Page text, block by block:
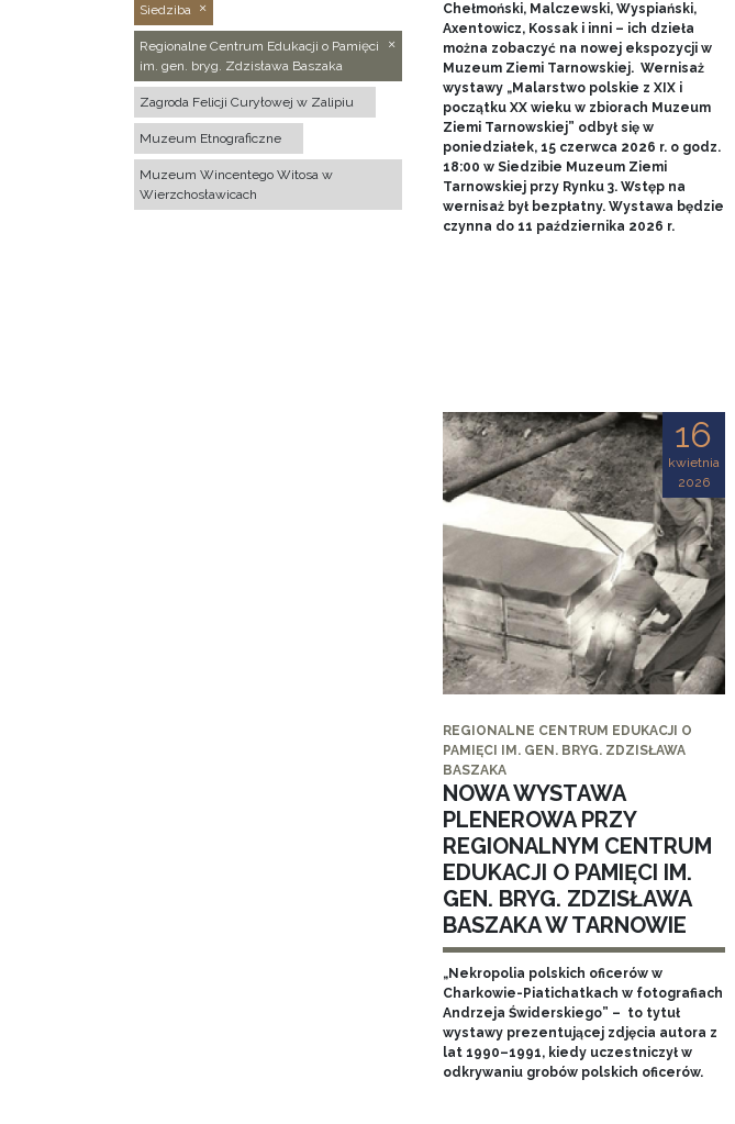
Siedziba
Regionalne Centrum Edukacji o Pamięci
im. gen. bryg. Zdzisława Baszaka
Zagroda Felicji Curyłowej w Zalipiu
Muzeum Etnograficzne
Muzeum Wincentego Witosa w
Wierzchosławicach
Chełmoński, Malczewski, Wyspiański,
Axentowicz, Kossak i inni – ich dzieła
można zobaczyć na nowej ekspozycji w
Muzeum Ziemi Tarnowskiej. Wernisaż
wystawy „Malarstwo polskie z XIX i
początku XX wieku w zbiorach Muzeum
Ziemi Tarnowskiej” odbył się w
poniedziałek, 15 czerwca 2026 r. o godz.
18:00 w Siedzibie Muzeum Ziemi
Tarnowskiej przy Rynku 3. Wstęp na
wernisaż był bezpłatny. Wystawa będzie
czynna do 11 października 2026 r.
16
kwietnia
2026
REGIONALNE CENTRUM EDUKACJI O
PAMIĘCI IM. GEN. BRYG. ZDZISŁAWA
BASZAKA
NOWA WYSTAWA
PLENEROWA PRZY
REGIONALNYM CENTRUM
EDUKACJI O PAMIĘCI IM.
GEN. BRYG. ZDZISŁAWA
BASZAKA W TARNOWIE
„Nekropolia polskich oficerów w
Charkowie-Piatichatkach w fotografiach
Andrzeja Świderskiego” – to tytuł
wystawy prezentującej zdjęcia autora z
lat 1990–1991, kiedy uczestniczył w
odkrywaniu grobów polskich oficerów.